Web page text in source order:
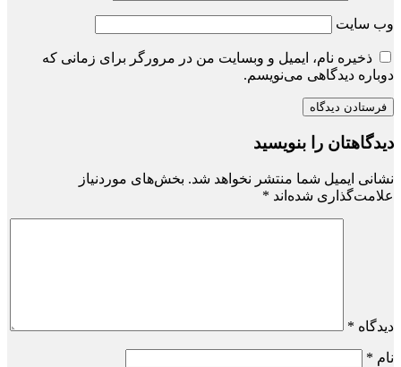
وب‌ سایت
ذخیره نام، ایمیل و وبسایت من در مرورگر برای زمانی که
دوباره دیدگاهی می‌نویسم.
دیدگاهتان را بنویسید
نشانی ایمیل شما منتشر نخواهد شد. بخش‌های موردنیاز
علامت‌گذاری شده‌اند *
دیدگاه *
نام *